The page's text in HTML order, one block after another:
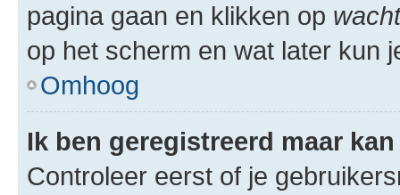
pagina gaan en klikken op
op het scherm en wat later kun
Omhoog
Ik ben geregistreerd maar
Controleer eerst of je